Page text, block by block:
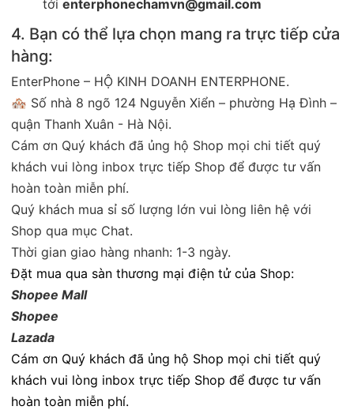
tới enterphonechamvn@gmail.com
4. Bạn có thể lựa chọn mang ra trực tiếp cửa
hàng:
EnterPhone – HỘ KINH DOANH ENTERPHONE.
🏘 Số nhà 8 ngõ 124 Nguyễn Xiển – phường Hạ Đình –
quận Thanh Xuân - Hà Nội.
Cám ơn Quý khách đã ủng hộ Shop mọi chi tiết quý
khách vui lòng inbox trực tiếp Shop để được tư vấn
hoàn toàn miễn phí.
Quý khách mua sỉ số lượng lớn vui lòng liên hệ với
Shop qua mục Chat.
Thời gian giao hàng nhanh: 1-3 ngày.
Đặt mua qua sàn thương mại điện tử của Shop:
Shopee Mall
Shopee
Lazada
Cám ơn Quý khách đã ủng hộ Shop mọi chi tiết quý
khách vui lòng inbox trực tiếp Shop để được tư vấn
hoàn toàn miễn phí.